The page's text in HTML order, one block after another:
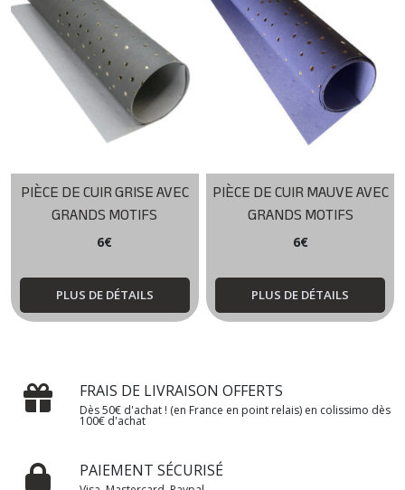
PIÈCE DE CUIR GRISE AVEC
GRANDS MOTIFS
6€
PLUS DE DÉTAILS
PIÈCE DE CUIR MAUVE AVEC
GRANDS MOTIFS
6€
PLUS DE DÉTAILS
FRAIS DE LIVRAISON OFFERTS
Dès 50€ d'achat ! (en France en point relais) en colissimo dès
100€ d'achat
PAIEMENT SÉCURISÉ